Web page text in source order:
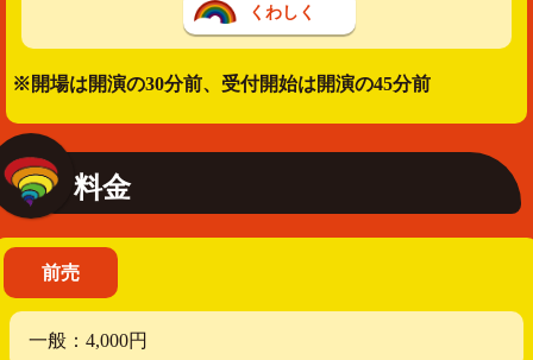
くわしく
※開場は開演の30分前、受付開始は開演の45分前
料金
前売
一般：4,000円